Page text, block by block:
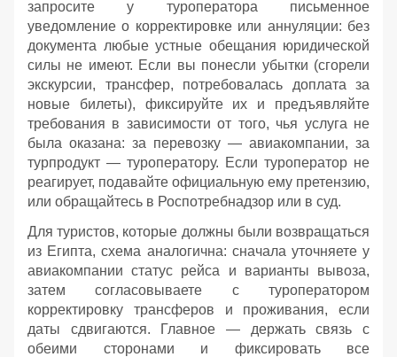
запросите у туроператора письменное
уведомление о корректировке или аннуляции: без
документа любые устные обещания юридической
силы не имеют. Если вы понесли убытки (сгорели
экскурсии, трансфер, потребовалась доплата за
новые билеты), фиксируйте их и предъявляйте
требования в зависимости от того, чья услуга не
была оказана: за перевозку — авиакомпании, за
турпродукт — туроператору. Если туроператор не
реагирует, подавайте официальную ему претензию,
или обращайтесь в Роспотребнадзор или в суд.
Для туристов, которые должны были возвращаться
из Египта, схема аналогична: сначала уточняете у
авиакомпании статус рейса и варианты вывоза,
затем согласовываете с туроператором
корректировку трансферов и проживания, если
даты сдвигаются. Главное — держать связь с
обеими сторонами и фиксировать все